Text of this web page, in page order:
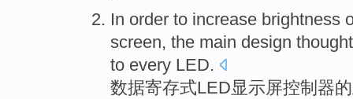
In order to increase brightness
screen, the main design
to every LED.
数据寄存式LED显示屏控制器的